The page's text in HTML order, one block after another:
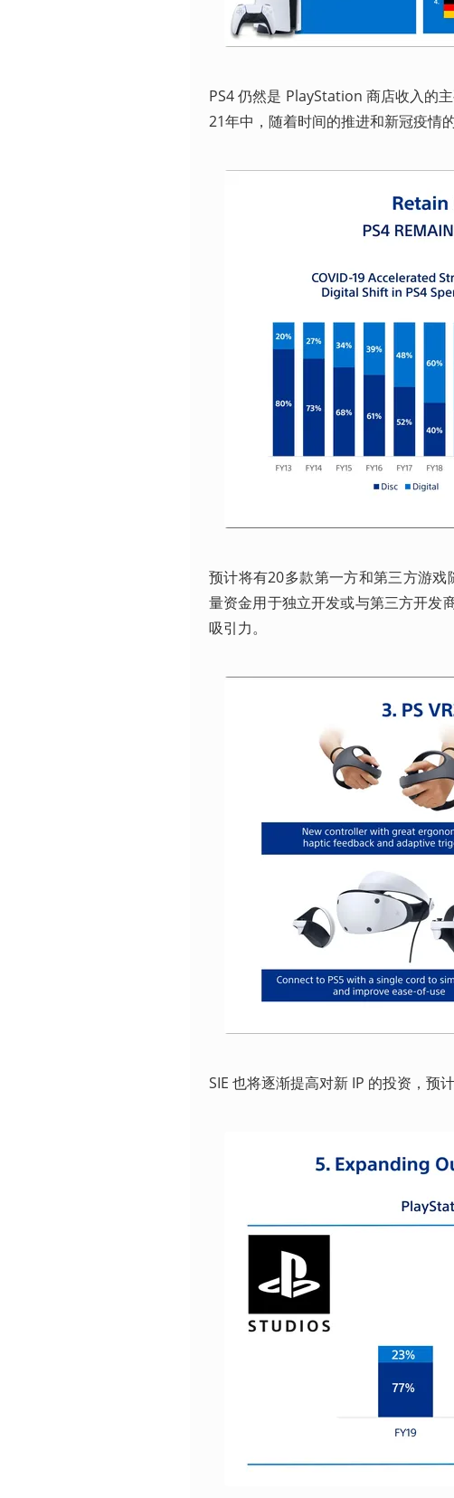
PS4 仍然是 PlayStation 商店收入的
21年中，随着时间的推进和新冠疫情
预计将有20多款第一方和第三方游戏
量资金用于独立开发或与第三方开发
吸引力。
SIE 也将逐渐提高对新 IP 的投资，预